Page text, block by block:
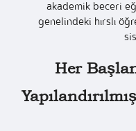
akademik beceri
genelindeki hırslı
Her